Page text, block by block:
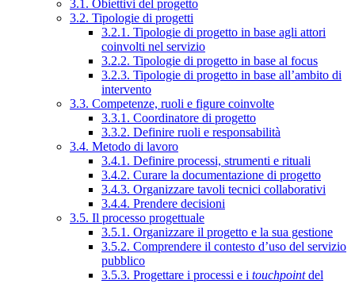
3.1. Obiettivi del progetto
3.2. Tipologie di progetti
3.2.1. Tipologie di progetto in base agli attori
coinvolti nel servizio
3.2.2. Tipologie di progetto in base al focus
3.2.3. Tipologie di progetto in base all’ambito di
intervento
3.3. Competenze, ruoli e figure coinvolte
3.3.1. Coordinatore di progetto
3.3.2. Definire ruoli e responsabilità
3.4. Metodo di lavoro
3.4.1. Definire processi, strumenti e rituali
3.4.2. Curare la documentazione di progetto
3.4.3. Organizzare tavoli tecnici collaborativi
3.4.4. Prendere decisioni
3.5. Il processo progettuale
3.5.1. Organizzare il progetto e la sua gestione
3.5.2. Comprendere il contesto d’uso del servizio
pubblico
3.5.3. Progettare i processi e i touchpointdel